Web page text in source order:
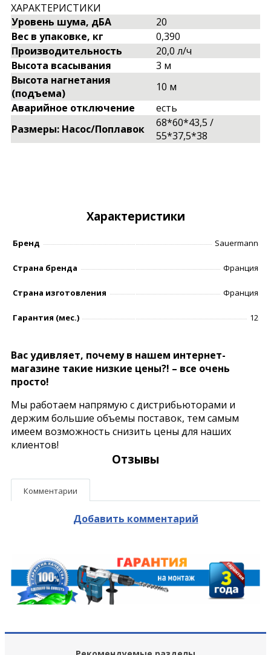
ХАРАКТЕРИСТИКИ
Уровень шума, дБА
20
Вес в упаковке, кг
0,390
Производительность
20,0 л/ч
Высота всасывания
3 м
Высота нагнетания
(подъема)
10 м
Аварийное отключение
есть
Размеры: Насос/Поплавок
68*60*43,5 /
55*37,5*38
Характеристики
Бренд Sauermann
Страна бренда Франция
Страна изготовления Франция
Гарантия (мес.) 12
Вас удивляет, почему в нашем интернет-
магазине такие низкие цены?! – все очень
просто!
Мы работаем напрямую с дистрибьюторами и
держим большие объемы поставок, тем самым
имеем возможность снизить цены для наших
клиентов!
Отзывы
Комментарии
Добавить комментарий